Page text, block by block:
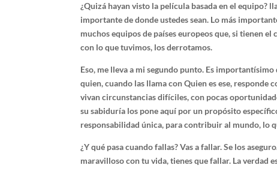
¿Quizá hayan visto la película basada en el equipo?
importante de donde ustedes sean. Lo más
muchos equipos de países europeos que, si tienen
con lo que tuvimos, los derrotamos.
Eso, me lleva a mi segundo punto. Es
quien, cuando las llama con Quien es ese, responde
vivan circunstancias difíciles, con pocas
su sabiduría los pone aquí por un propósito
responsabilidad única, para contribuir al mundo, lo
¿Y qué pasa cuando fallas? Vas a fallar. Se los
maravilloso con tu vida, tienes que fallar. La verdad